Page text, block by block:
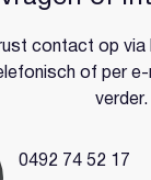
contact op via
of per e-
verder.
0492 74 52 17